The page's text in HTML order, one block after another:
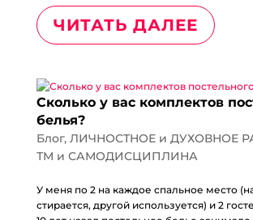
ЧИТАТЬ ДАЛЕЕ
Сколько у вас комплектов
белья?
Блог, ЛИЧНОСТНОЕ и ДУХОВНОЕ
ТМ и САМОДИСЦИПЛИНА
У меня по 2 на каждое спальное место
стирается, другой используется) и 2